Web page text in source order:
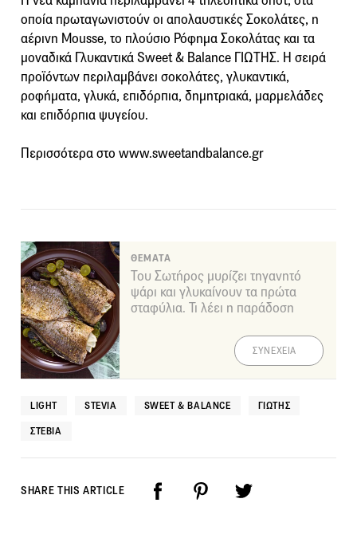
οποία πρωταγωνιστούν οι απολαυστικές Σοκολάτες, η
αέρινη Μousse, το πλούσιο Ρόφημα Σοκολάτας και τα
μοναδικά Γλυκαντικά Sweet & Balance ΓΙΩΤΗΣ. Η σειρά
προϊόντων περιλαμβάνει σοκολάτες, γλυκαντικά,
ροφήματα, γλυκά, επιδόρπια, δημητριακά, μαρμελάδες
και επιδόρπια ψυγείου.
Περισσότερα στο www.sweetandbalance.gr
ΘΕΜΑΤΑ
Του Σωτήρος μυρίζει τηγανητό
ψάρι και γλυκαίνουν τα πρώτα
σταφύλια. Τι λέει η παράδοση
ΣΥΝΕΧΕΙΑ
LIGHT STEVIA SWEET & BALANCE ΓΙΩΤΗΣ
ΣΤΈΒΙΑ
SHARE THIS ARTICLE